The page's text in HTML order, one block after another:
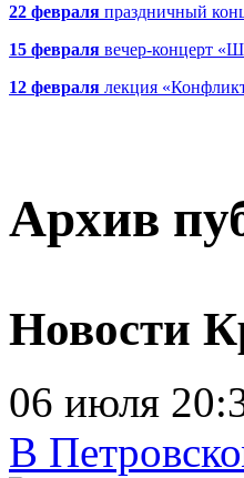
22 февраля праздничный
15 февраля вечер-концерт
12 февраля лекция
Архив
Новости
06 июля
В